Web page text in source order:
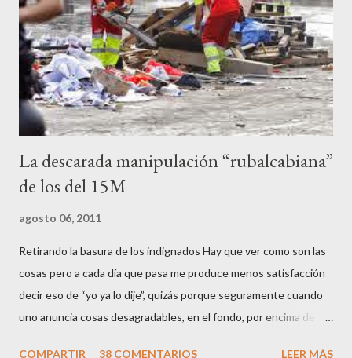
contenedores de vidrio para tener botellas a mano para agredir a
los agentes, incendiar contenedores, apedrear a la policía,
agredirla, morderla, para que toda la pijo progresía del país, todos
los que no fuman ni tabaco, n...
La descarada manipulación “rubalcabiana”
de los del 15M
agosto 06, 2011
Retirando la basura de los indignados Hay que ver como son las
cosas pero a cada día que pasa me produce menos satisfacción
decir eso de “yo ya lo dije”, quizás porque seguramente cuando
uno anuncia cosas desagradables, en el fondo, por encima de la
COMPARTIR 38 COMENTARIOS LEER MÁS